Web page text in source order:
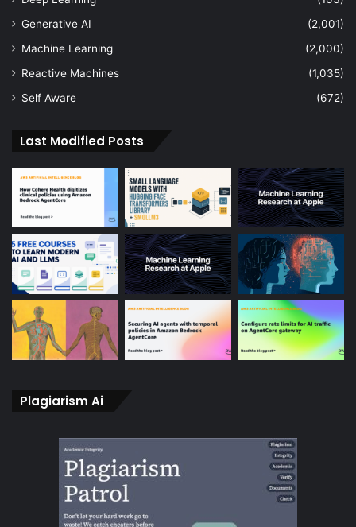
Generative AI
(2,001)
Machine Learning
(2,000)
Reactive Machines
(1,035)
Self Aware
(672)
Last Modified Posts
Plagiarism Ai